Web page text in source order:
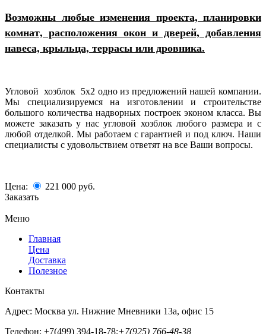
Возможны любые изменения проекта, планировки
комнат, расположения окон и дверей, добавления
навеса, крыльца, террасы или дровника.
Угловой хозблок 5х2 одно из предложений нашей компании.
Мы специализируемся на изготовлении и строительстве
большого количества надворных построек эконом класса. Вы
можете заказать у нас угловой хозблок любого размера и с
любой отделкой. Мы работаем с гарантией и под ключ. Наши
специалисты с удовольствием ответят на все Ваши вопросы.
Цена: 221 000 руб.
Заказать
Меню
Главная
Цена
Доставка
Полезное
Контакты
Адрес: Москва ул. Нижние Мневники 13а, офис 15
Телефон: +7(499) 394-18-78;+7(925) 766-48-38